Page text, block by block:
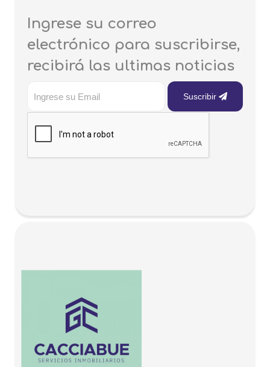
Ingrese su correo
electrónico para suscribirse,
recibirá las ultimas noticias
Suscribir